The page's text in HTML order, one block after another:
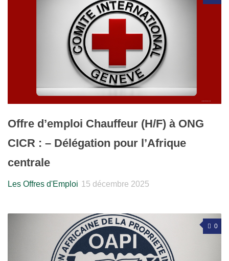
Offre d’emploi Chauffeur (H/F) à ONG
CICR : – Délégation pour l’Afrique
centrale
Les Offres d'Emploi 15 décembre 2025
0